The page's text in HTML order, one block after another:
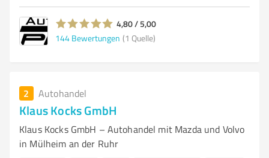
4,80 / 5,00
144 Bewertungen (1 Quelle)
2 Autohandel
Klaus Kocks GmbH
Klaus Kocks GmbH – Autohandel mit Mazda und Volvo
in Mülheim an der Ruhr